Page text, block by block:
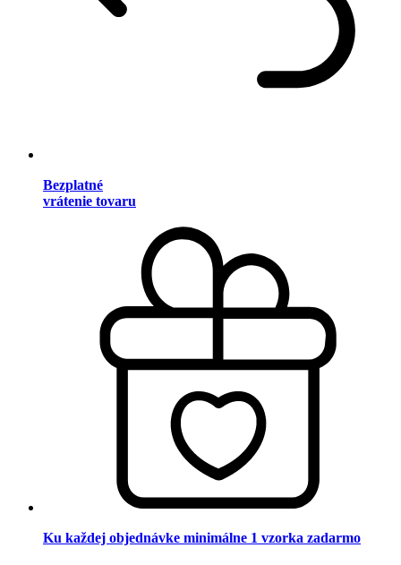
Bezplatné
vrátenie tovaru
Ku každej objednávke minimálne 1 vzorka zadarmo